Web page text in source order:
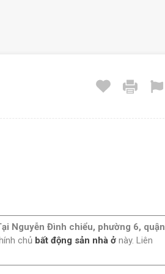
Nguyễn Đình chiểu, phường 6, quận
chủ bất động sản nhà ở này. Liên